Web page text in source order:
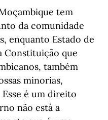
tem
da comunidade
enquanto Estado de
Constituição que
também
minorias,
Esse é um direito
não está a